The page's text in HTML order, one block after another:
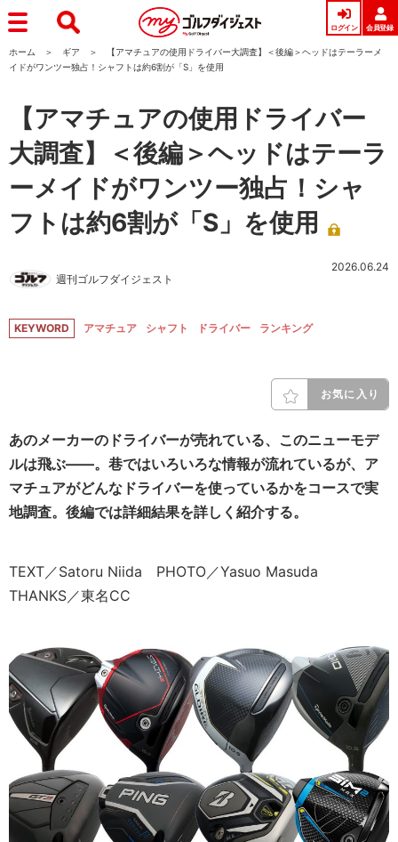
ログイン 会員登録
ホーム ギア
【アマチュアの使用ドライバー大調査】＜後編＞ヘッドはテーラーメ
イドがワンツー独占！シャフトは約6割が「S」を使用
【アマチュアの使用ドライバー
大調査】＜後編＞ヘッドはテーラ
ーメイドがワンツー独占！シャ
フトは約6割が「S」を使用
週刊ゴルフダイジェスト
2026.06.24
KEYWORD アマチュア シャフト ドライバー ランキング
お気に入り
あのメーカーのドライバーが売れている、このニューモデ
ルは飛ぶ――。巷ではいろいろな情報が流れているが、ア
マチュアがどんなドライバーを使っているかをコースで実
地調査。後編では詳細結果を詳しく紹介する。
TEXT／Satoru Niida PHOTO／Yasuo Masuda
THANKS／東名CC